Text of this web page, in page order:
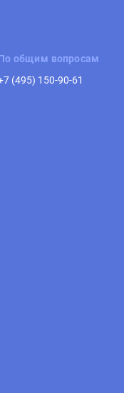
общим вопросам
(495) 150-90-61